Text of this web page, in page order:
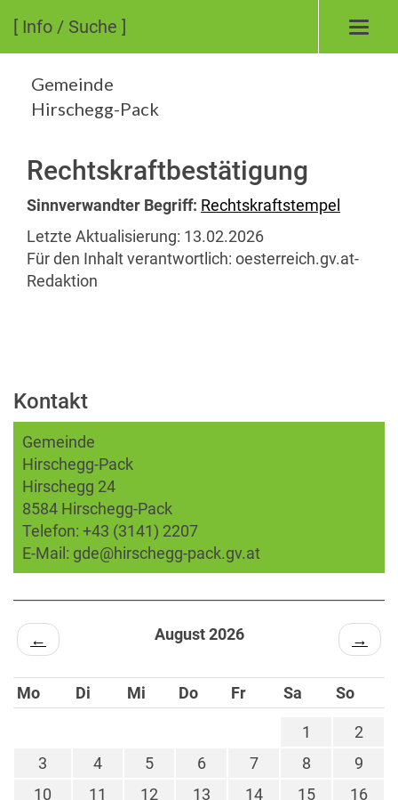
[ Info / Suche ]
Gemeinde
Hirschegg-Pack
Rechtskraftbestätigung
Sinnverwandter Begriff: Rechtskraftstempel
Letzte Aktualisierung: 13.02.2026
Für den Inhalt verantwortlich: oesterreich.gv.at-
Redaktion
Kontakt
Gemeinde
Hirschegg-Pack
Hirschegg 24
8584 Hirschegg-Pack
Telefon: +43 (3141) 2207
E-Mail: gde@hirschegg-pack.gv.at
← August 2026 →
Mo Di Mi Do Fr Sa So
1
2
3
4 5 6 7 8
9
10
11 12 13 14 15
16